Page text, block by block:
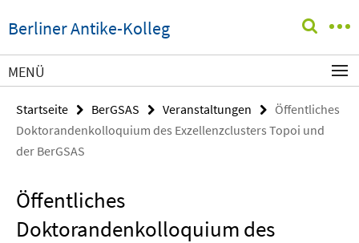
direkt
zu
Inhalt
Berliner Antike-Kolleg
Service-
MENÜ
Startseite BerGSAS Veranstaltungen
Öffentliches
Doktorandenkolloquium des Exzellenzclusters Topoi und
der BerGSAS
Öffentliches
Doktorandenkolloquium des